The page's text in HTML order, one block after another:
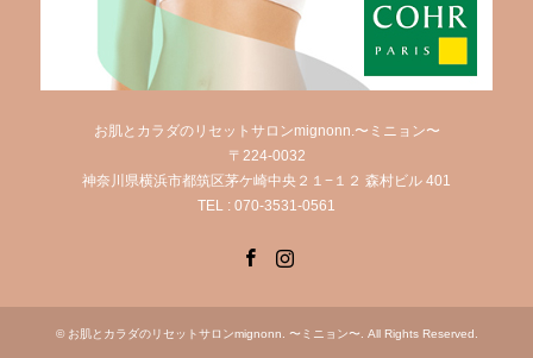
お肌とカラダのリセットサロンmignonn.〜ミニョン〜
〒224-0032
神奈川県横浜市都筑区茅ケ崎中央２１−１２ 森村ビル 401
TEL : 070-3531-0561
© お肌とカラダのリセットサロンmignonn. 〜ミニョン〜 . All Rights Reserved.